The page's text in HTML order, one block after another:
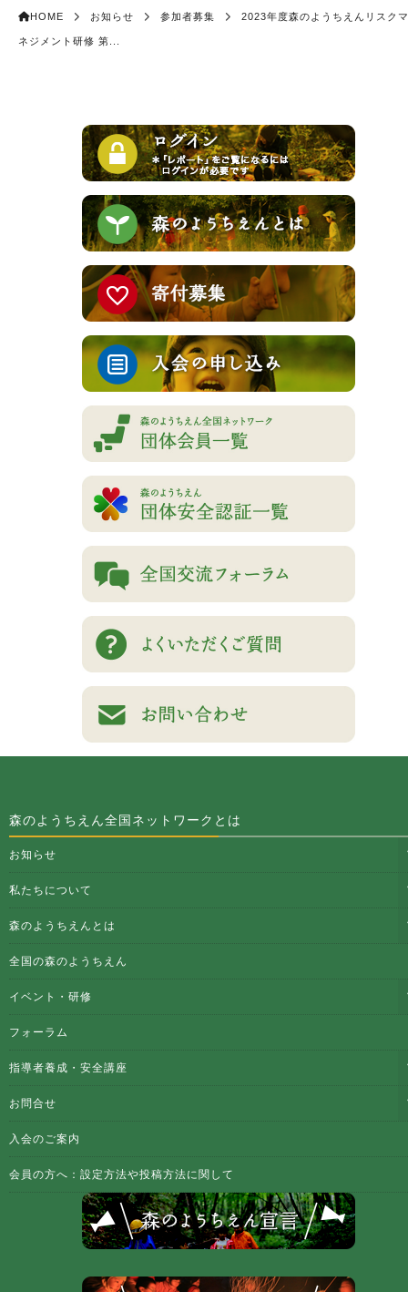
HOME お知らせ 参加者募集 2023年度森のようちえんリスクマ
ネジメント研修 第...
森のようちえん全国ネットワークとは
お知らせ
私たちについて
森のようちえんとは
全国の森のようちえん
イベント・研修
フォーラム
指導者養成・安全講座
お問合せ
入会のご案内
会員の方へ：設定方法や投稿方法に関して